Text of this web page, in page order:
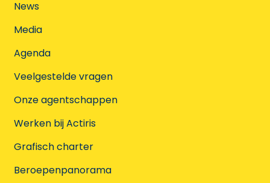
News
Media
Agenda
Veelgestelde vragen
Onze agentschappen
Werken bij Actiris
Grafisch charter
Beroepenpanorama